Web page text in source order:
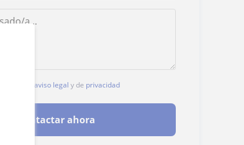
aviso legal y de privacidad
Contactar ahora